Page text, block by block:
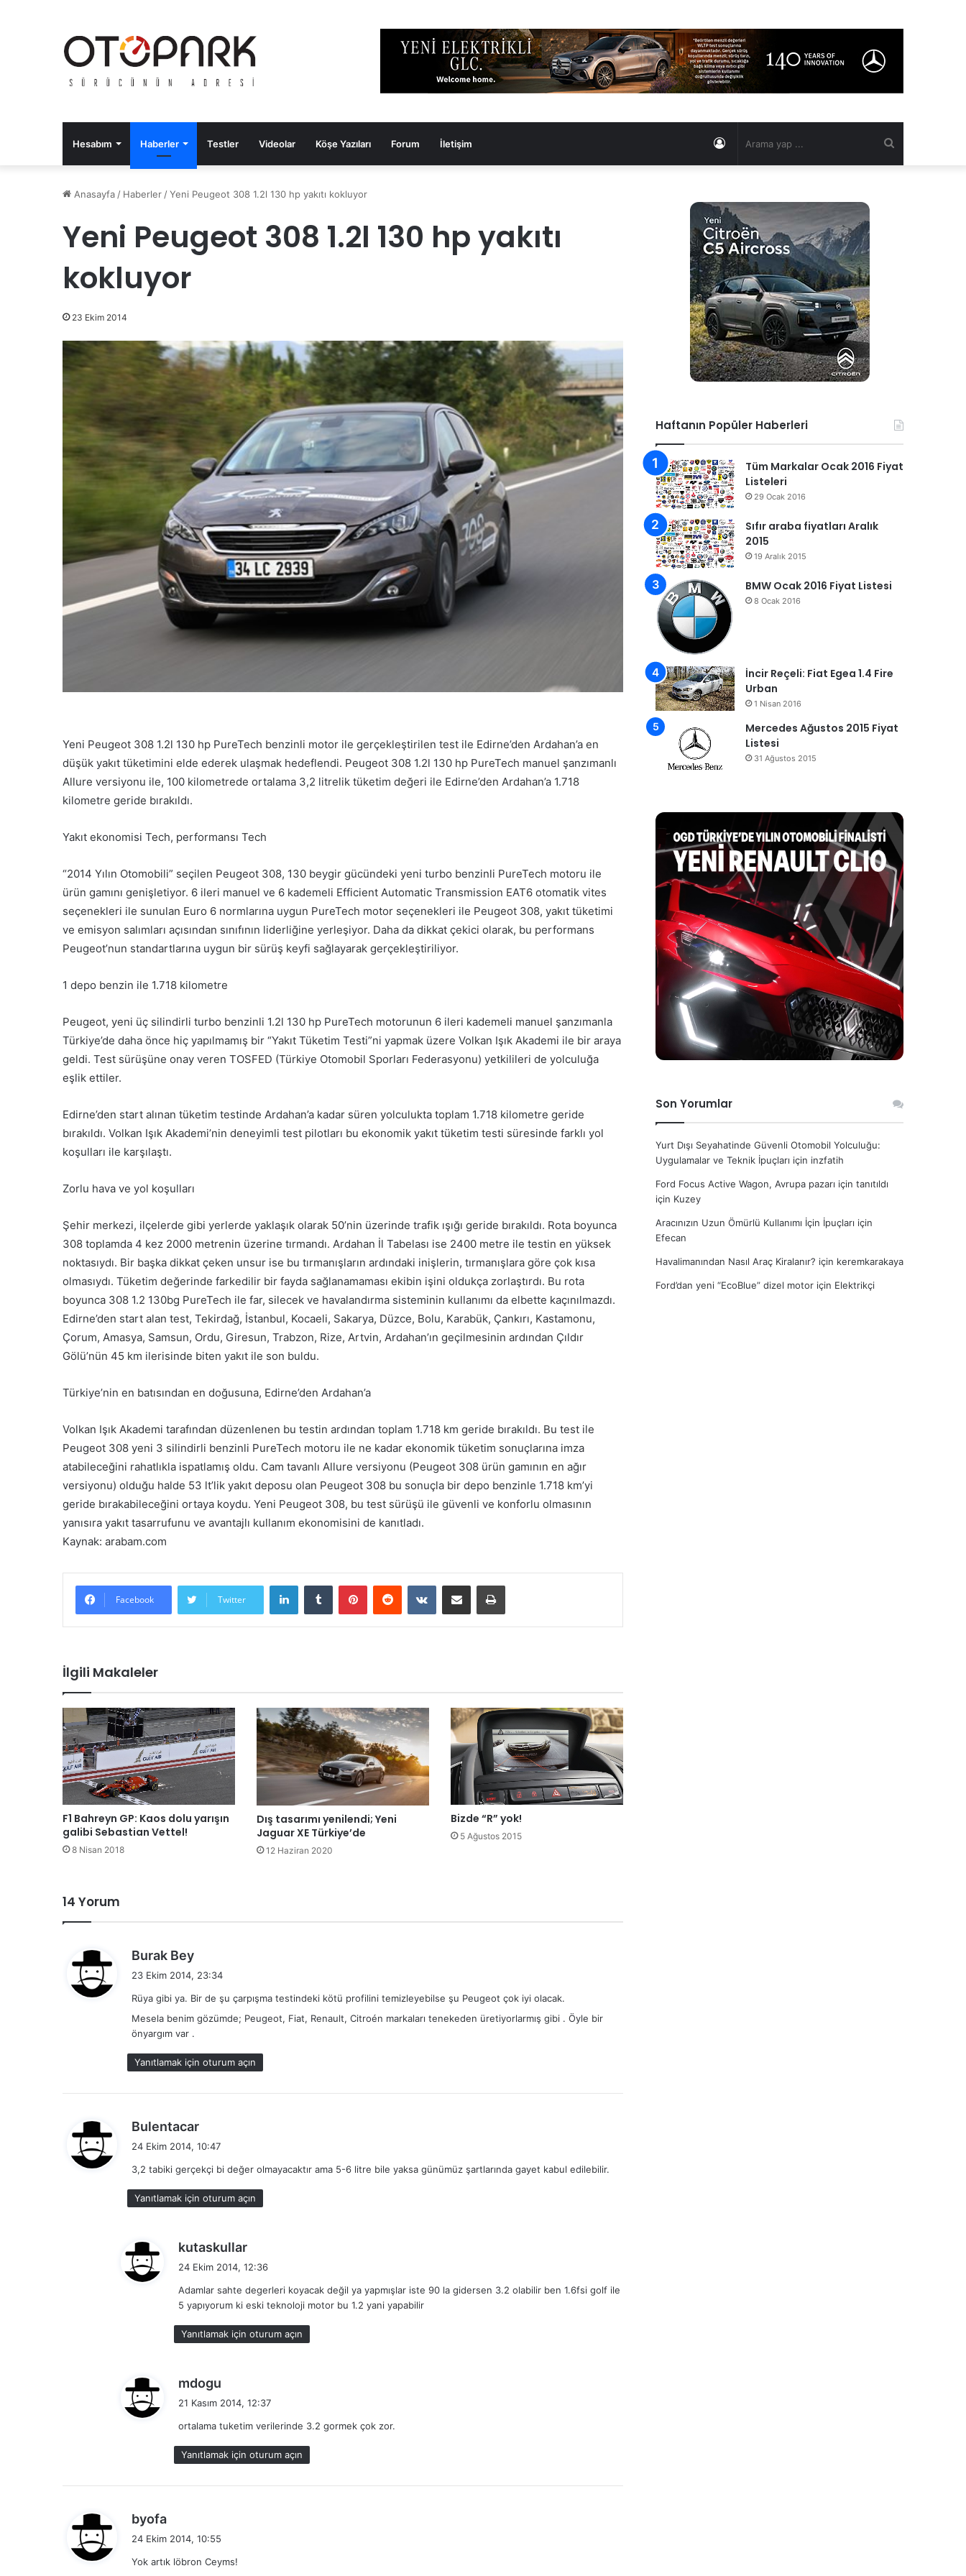
Hesabım Haberler Testler Videolar Köşe Yazıları Forum İletişim Kayıt
Anasayfa / Haberler /Yeni Peugeot 308 1.2l 130 hp yakıtı kokluyor
Yeni Peugeot 308 1.2l 130 hp yakıtı
kokluyor
23 Ekim 2014
Yeni Peugeot 308 1.2l 130 hp PureTech benzinli motor ile gerçekleştirilen test ile Edirne’den Ardahan’a en
düşük yakıt tüketimini elde ederek ulaşmak hedeflendi. Peugeot 308 1.2l 130 hp PureTech manuel şanzımanlı
Allure versiyonu ile, 100 kilometrede ortalama 3,2 litrelik tüketim değeri ile Edirne’den Ardahan’a 1.718
kilometre geride bırakıldı.
Yakıt ekonomisi Tech, performansı Tech
“2014 Yılın Otomobili” seçilen Peugeot 308, 130 beygir gücündeki yeni turbo benzinli PureTech motoru ile
ürün gamını genişletiyor. 6 ileri manuel ve 6 kademeli Efficient Automatic Transmission EAT6 otomatik vites
seçenekleri ile sunulan Euro 6 normlarına uygun PureTech motor seçenekleri ile Peugeot 308, yakıt tüketimi
ve emisyon salımları açısından sınıfının liderliğine yerleşiyor. Daha da dikkat çekici olarak, bu performans
Peugeot’nun standartlarına uygun bir sürüş keyfi sağlayarak gerçekleştiriliyor.
1 depo benzin ile 1.718 kilometre
Peugeot, yeni üç silindirli turbo benzinli 1.2l 130 hp PureTech motorunun 6 ileri kademeli manuel şanzımanla
Türkiye’de daha önce hiç yapılmamış bir “Yakıt Tüketim Testi”ni yapmak üzere Volkan Işık Akademi ile bir araya
geldi. Test sürüşüne onay veren TOSFED (Türkiye Otomobil Sporları Federasyonu) yetkilileri de yolculuğa
eşlik ettiler.
Edirne’den start alınan tüketim testinde Ardahan’a kadar süren yolculukta toplam 1.718 kilometre geride
bırakıldı. Volkan Işık Akademi’nin deneyimli test pilotları bu ekonomik yakıt tüketim testi süresinde farklı yol
koşulları ile karşılaştı.
Zorlu hava ve yol koşulları
Şehir merkezi, ilçelerde gibi yerlerde yaklaşık olarak 50’nin üzerinde trafik ışığı geride bırakıldı. Rota boyunca
308 toplamda 4 kez 2000 metrenin üzerine tırmandı. Ardahan İl Tabelası ise 2400 metre ile testin en yüksek
noktasıydı. Bir başka dikkat çeken unsur ise bu tırmanışların ardındaki inişlerin, tırmanışlara göre çok kısa
olmasıydı. Tüketim değerinde farkedilir bir fayda sağlanamaması ekibin işini oldukça zorlaştırdı. Bu rota
boyunca 308 1.2 130bg PureTech ile far, silecek ve havalandırma sisteminin kullanımı da elbette kaçınılmazdı.
Edirne’den start alan test, Tekirdağ, İstanbul, Kocaeli, Sakarya, Düzce, Bolu, Karabük, Çankırı, Kastamonu,
Çorum, Amasya, Samsun, Ordu, Giresun, Trabzon, Rize, Artvin, Ardahan’ın geçilmesinin ardından Çıldır
Gölü’nün 45 km ilerisinde biten yakıt ile son buldu.
Türkiye’nin en batısından en doğusuna, Edirne’den Ardahan’a
Volkan Işık Akademi tarafından düzenlenen bu testin ardından toplam 1.718 km geride bırakıldı. Bu test ile
Peugeot 308 yeni 3 silindirli benzinli PureTech motoru ile ne kadar ekonomik tüketim sonuçlarına imza
atabileceğini rahatlıkla ispatlamış oldu. Cam tavanlı Allure versiyonu (Peugeot 308 ürün gamının en ağır
versiyonu) olduğu halde 53 lt’lik yakıt deposu olan Peugeot 308 bu sonuçla bir depo benzinle 1.718 km’yi
geride bırakabileceğini ortaya koydu. Yeni Peugeot 308, bu test sürüşü ile güvenli ve konforlu olmasının
yanısıra yakıt tasarrufunu ve avantajlı kullanım ekonomisini de kanıtladı.
Kaynak: arabam.com
Facebook Twitter
İlgili Makaleler
F1 Bahreyn GP: Kaos dolu yarışın
galibi Sebastian Vettel!
8 Nisan 2018
Dış tasarımı yenilendi; Yeni
Jaguar XE Türkiye’de
12 Haziran 2020
Bizde “R” yok!
5 Ağustos 2015
14 Yorum
Burak Bey
i
k
:
23 Ekim 2014, 23:34
Rüya gibi ya. Bir de şu çarpışma testindeki kötü profilini temizleyebilse şu Peugeot çok iyi olacak.
Mesela benim gözümde; Peugeot, Fiat, Renault, Citroén markaları tenekeden üretiyorlarmış gibi . Öyle bir
önyargım var .
Yanıtlamak için oturum açın
Bulentacar
i
k
i
24 Ekim 2014, 10:47
3,2 tabiki gerçekçi bi değer olmayacaktır ama 5-6 litre bile yaksa günümüz şartlarında gayet kabul edilebilir.
Yanıtlamak için oturum açın
kutaskullar
i
k
i
:
24 Ekim 2014, 12:36
Adamlar sahte degerleri koyacak değil ya yapmışlar iste 90 la gidersen 3.2 olabilir ben 1.6fsi golf ile
5 yapıyorum ki eski teknoloji motor bu 1.2 yani yapabilir
Yanıtlamak için oturum açın
mdogu
i
k
i
21 Kasım 2014, 12:37
ortalama tuketim verilerinde 3.2 gormek çok zor.
Yanıtlamak için oturum açın
byofa
i
24 Ekim 2014, 10:55
Yok artık löbron Ceyms!
Haftanın Popüler Haberleri
Tüm Markalar Ocak 2016 Fiyat
Listeleri
29 Ocak 2016
Sıfır araba fiyatları Aralık
2015
19 Aralık 2015
BMW Ocak 2016 Fiyat Listesi
8 Ocak 2016
İncir Reçeli: Fiat Egea 1.4 Fire
Urban
1 Nisan 2016
Mercedes Ağustos 2015 Fiyat
Listesi
31 Ağustos 2015
Son Yorumlar
Yurt Dışı Seyahatinde Güvenli Otomobil Yolculuğu:
Uygulamalar ve Teknik İpuçları için inzfatih
Ford Focus Active Wagon, Avrupa pazarı için tanıtıldı
için Kuzey
Aracınızın Uzun Ömürlü Kullanımı İçin İpuçları için
Efecan
Havalimanından Nasıl Araç Kiralanır? için keremkarakaya
Ford’dan yeni “EcoBlue” dizel motor için Elektrikçi